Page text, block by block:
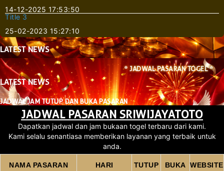
14-12-2025 17:53:50
Title 3
25-02-2023 15:27:10
LATESTNEWS
* JADWAL PASARAN TOGEL *
LATESTNEWS
JADWAL JAM TUTUP DAN BUKA PASARAN
JADWAL PASARAN SRIWIJAYATOTO
Dapatkan jadwal dan jam bukaan togel terbaru dari kami.
Kami selalu senantiasa memberikan layanan yang terbaik untuk
anda.
NAMA PASARAN HARI TUTUP BUKA WEBSITE